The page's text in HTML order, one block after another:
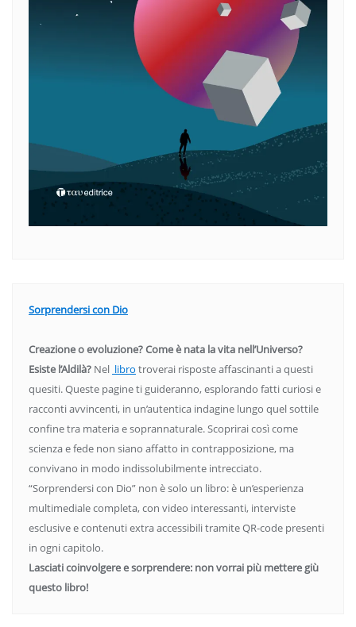
Sorprendersi con Dio
Creazione o evoluzione? Come è nata la vita nell’Universo?
Esiste l’Aldilà? Nel libro troverai risposte affascinanti a questi
quesiti. Queste pagine ti guideranno, esplorando fatti curiosi e
racconti avvincenti, in un’autentica indagine lungo quel sottile
confine tra materia e soprannaturale. Scoprirai così come
scienza e fede non siano affatto in contrapposizione, ma
convivano in modo indissolubilmente intrecciato.
“Sorprendersi con Dio” non è solo un libro: è un’esperienza
multimediale completa, con video interessanti, interviste
esclusive e contenuti extra accessibili tramite QR-code presenti
in ogni capitolo.
Lasciati coinvolgere e sorprendere: non vorrai più mettere giù
questo libro!